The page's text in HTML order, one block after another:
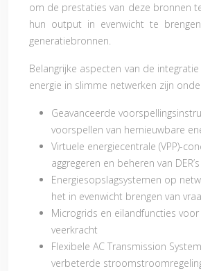
om de prestaties van deze bronnen
hun output in evenwicht te
generatiebronnen.
Belangrijke aspecten van de
energie in slimme netwerken zijn
Geavanceerde
voorspellen van hernieuwbare
Virtuele energiecentrale (VPP)-
aggregeren en beheren van DER’s
Energiesopslagsystemen op
het in evenwicht brengen van
Microgrids en eilandfuncties
veerkracht
Flexibele AC Transmission
verbeterde